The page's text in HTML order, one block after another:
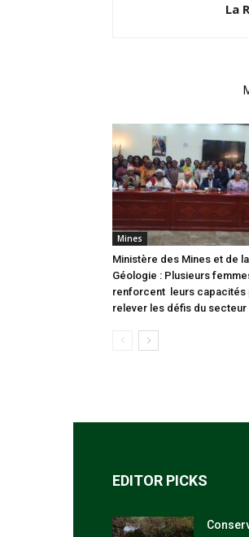
La
Mines
Ministère des Mines et de la
Géologie : Plusieurs
renforcent leurs capacités
relever les défis du secteur
EDITOR PICKS